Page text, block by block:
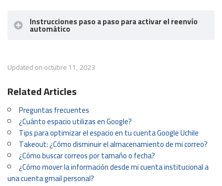
casilla
Instrucciones paso a paso para activar el reenvío
automático
Inicia sesión en la cuenta @
Busca la opción de Configuración, es la “rueda o
engranaje” ubicada en el sector superior a la
derecha)
Haz clic en Configuración y luego enVer todos
los ajustes.
Updated on octubre 11, 2023
Related Articles
Preguntas frecuentes
¿Cuánto espacio utilizas en Google?
Tips para optimizar el espacio en tu cuenta Google Uchile
Takeout: ¿Cómo disminuir el almacenamiento de mi correo?
¿Cómo buscar correos por tamaño o fecha?
¿Cómo mover la información desde mi cuenta institucional a
una cuenta gmail personal?